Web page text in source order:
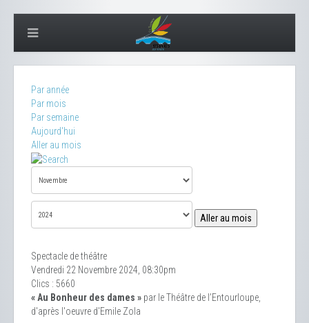
Par année
Par mois
Par semaine
Aujourd'hui
Aller au mois
Aller au mois
Spectacle de théâtre
Vendredi 22 Novembre 2024, 08:30pm
Clics : 5660
« Au Bonheur des dames » par le Théâtre de l’Entourloupe,
d'après l'oeuvre d'Emile Zola